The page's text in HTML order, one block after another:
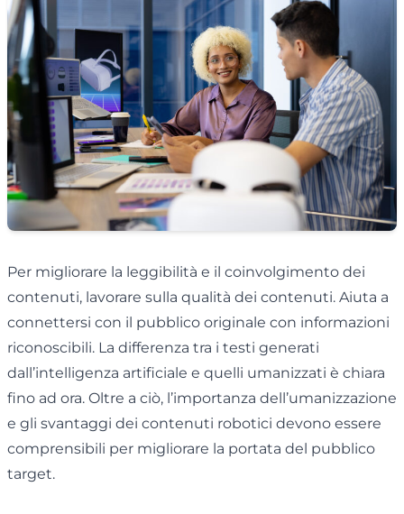
Per migliorare la leggibilità e il coinvolgimento dei
contenuti, lavorare sulla qualità dei contenuti. Aiuta a
connettersi con il pubblico originale con informazioni
riconoscibili. La differenza tra i testi generati
dall’intelligenza artificiale e quelli umanizzati è chiara
fino ad ora. Oltre a ciò, l’importanza dell’umanizzazione
e gli svantaggi dei contenuti robotici devono essere
comprensibili per migliorare la portata del pubblico
target.